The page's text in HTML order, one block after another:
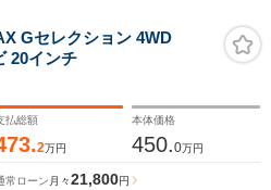
Gセレクション 4WD
20インチ
払総額
2万円
本体価格
450.0万円
常ローン 月々21,800円